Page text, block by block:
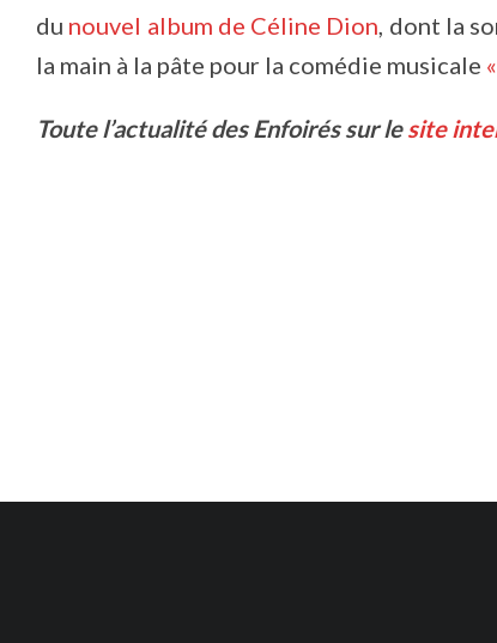
du nouvel album de Céline Dion, dont la
la main à la pâte pour la comédie musicale
Toute l’actualité des Enfoirés sur lesite